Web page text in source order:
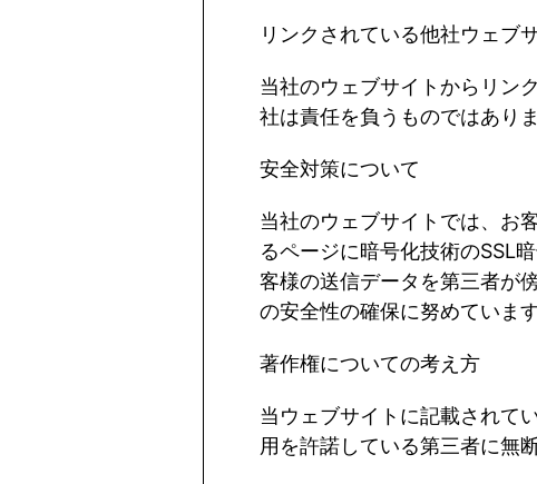
リンクされている他社ウェブ
当社のウェブサイトからリン
社は責任を負うものではあり
安全対策について
当社のウェブサイトでは、お
るページに暗号化技術のSSL
客様の送信データを第三者が
の安全性の確保に努めています
著作権についての考え方
当ウェブサイトに記載されて
用を許諾している第三者に無